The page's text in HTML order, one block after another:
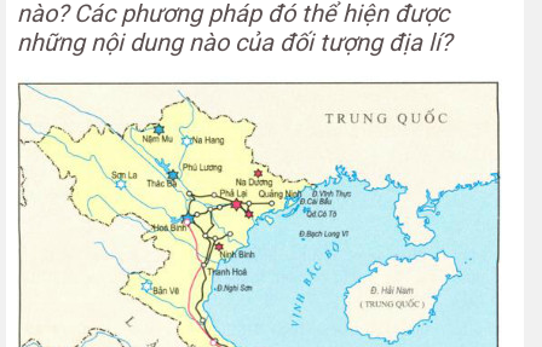
nào? Các phương pháp đó thể hiện được
những nội dung nào của đối tượng địa lí?